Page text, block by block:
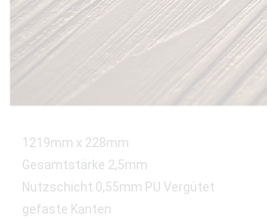
1219mm x 228mm
Gesamtstärke 2,5mm
Nutzschicht 0,55mm PU Vergütet
gefaste Kanten